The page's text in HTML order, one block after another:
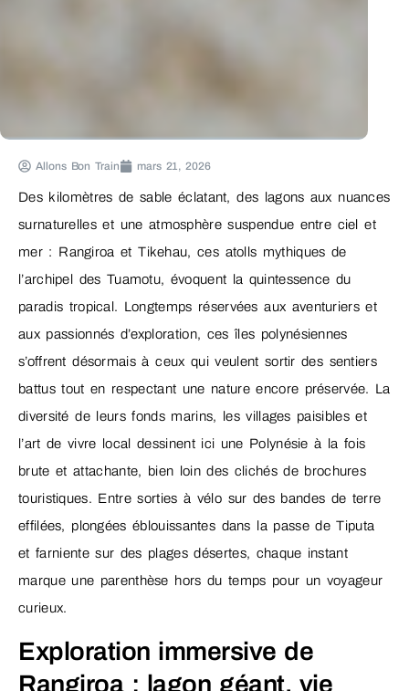
Allons Bon Train mars 21, 2026
Des kilomètres de sable éclatant, des lagons aux nuances
surnaturelles et une atmosphère suspendue entre ciel et
mer : Rangiroa et Tikehau, ces atolls mythiques de
l’archipel des Tuamotu, évoquent la quintessence du
paradis tropical. Longtemps réservées aux aventuriers et
aux passionnés d’exploration, ces îles polynésiennes
s’offrent désormais à ceux qui veulent sortir des sentiers
battus tout en respectant une nature encore préservée. La
diversité de leurs fonds marins, les villages paisibles et
l’art de vivre local dessinent ici une Polynésie à la fois
brute et attachante, bien loin des clichés de brochures
touristiques. Entre sorties à vélo sur des bandes de terre
effilées, plongées éblouissantes dans la passe de Tiputa
et farniente sur des plages désertes, chaque instant
marque une parenthèse hors du temps pour un voyageur
curieux.
Exploration immersive de
Rangiroa : lagon géant, vie